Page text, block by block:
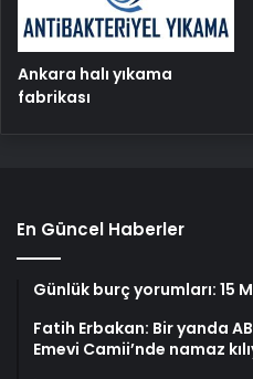
Ankara halı yıkama
fabrikası
En Güncel Haberler
Günlük burç yorumları: 15
Fatih Erbakan: Bir yanda
Emevi Camii’nde namaz